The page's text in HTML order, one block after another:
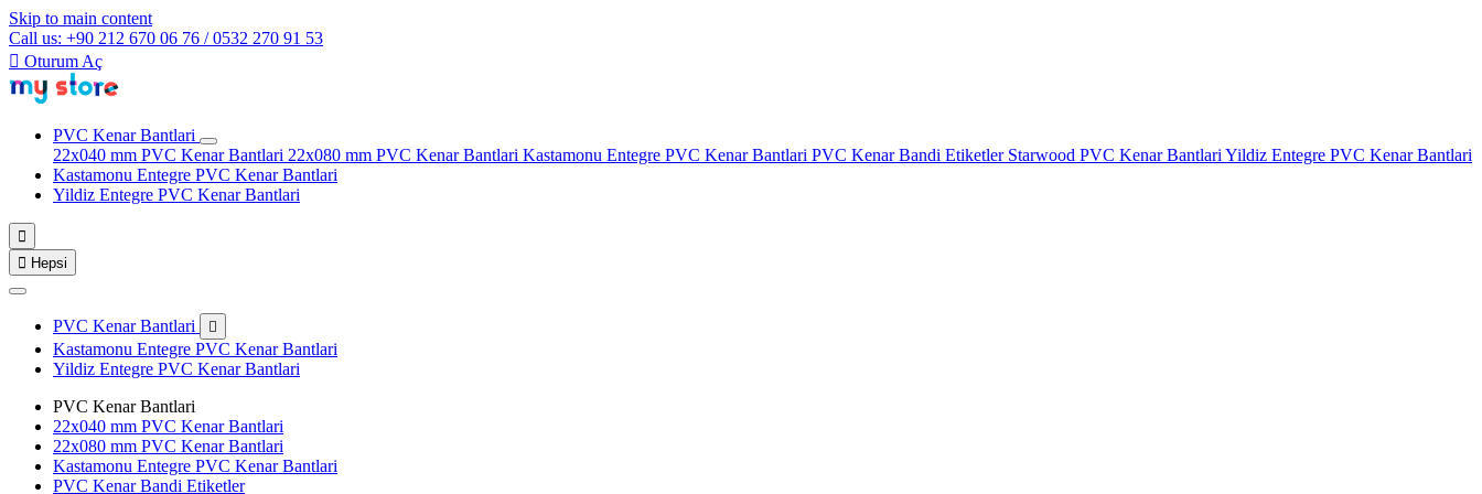
Skip to main content
Call us: +90 212 670 06 76 / 0532 270 91 53
 Oturum Aç
PVC Kenar Bantlari
22x040 mm PVC Kenar Bantlari 22x080 mm PVC Kenar Bantlari Kastamonu Entegre PVC Kenar Bantlari PVC Kenar Bandi Etiketler Starwood PVC Kenar Bantlari Yildiz Entegre PVC Kenar Bantlari
Kastamonu Entegre PVC Kenar Bantlari
Yildiz Entegre PVC Kenar Bantlari

 Hepsi
PVC Kenar Bantlari 
Kastamonu Entegre PVC Kenar Bantlari
Yildiz Entegre PVC Kenar Bantlari
PVC Kenar Bantlari
22x040 mm PVC Kenar Bantlari
22x080 mm PVC Kenar Bantlari
Kastamonu Entegre PVC Kenar Bantlari
PVC Kenar Bandi Etiketler